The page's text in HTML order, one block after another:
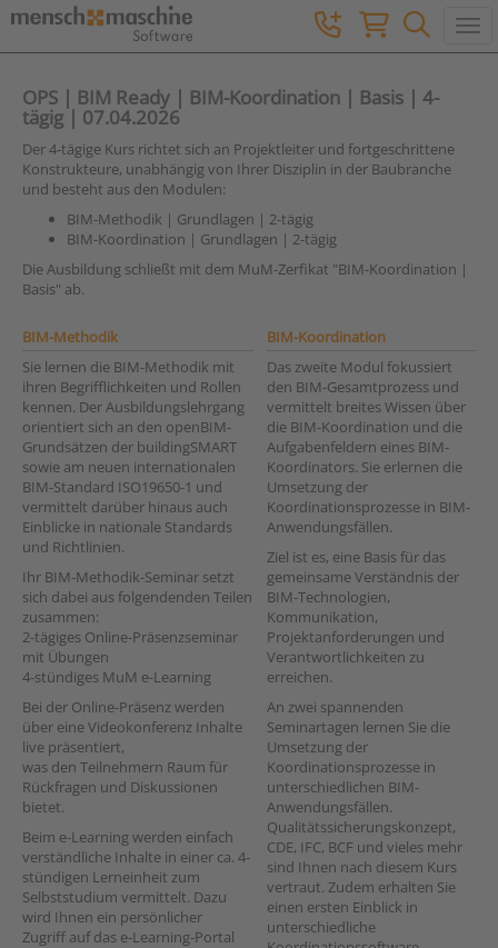
OPS | BIM Ready | BIM-Koordination | Basis | 4-
tägig | 07.04.2026
Der 4-tägige Kurs richtet sich an Projektleiter und fortgeschrittene
Konstrukteure, unabhängig von Ihrer Disziplin in der Baubranche
und besteht aus den Modulen:
BIM-Methodik | Grundlagen | 2-tägig
BIM-Koordination | Grundlagen | 2-tägig
Die Ausbildung schließt mit dem MuM-Zerfikat "BIM-Koordination |
Basis" ab.
BIM-Methodik
BIM-Koordination
Sie lernen die BIM-Methodik mit
ihren Begrifflichkeiten und Rollen
kennen. Der Ausbildungslehrgang
orientiert sich an den openBIM-
Grundsätzen der buildingSMART
sowie am neuen internationalen
BIM-Standard ISO19650-1 und
vermittelt darüber hinaus auch
Einblicke in nationale Standards
und Richtlinien.
Ihr BIM-Methodik-Seminar setzt
sich dabei aus folgendenden Teilen
zusammen:
2-tägiges Online-Präsenzseminar
mit Übungen
4-stündiges MuM e-Learning
Bei der Online-Präsenz werden
über eine Videokonferenz Inhalte
live präsentiert,
was den Teilnehmern Raum für
Rückfragen und Diskussionen
bietet.
Beim e-Learning werden einfach
verständliche Inhalte in einer ca. 4-
stündigen Lerneinheit zum
Selbststudium vermittelt. Dazu
wird Ihnen ein persönlicher
Zugriff auf das e-Learning-Portal
Das zweite Modul fokussiert
den BIM-Gesamtprozess und
vermittelt breites Wissen über
die BIM-Koordination und die
Aufgabenfeldern eines BIM-
Koordinators. Sie erlernen die
Umsetzung der
Koordinationsprozesse in BIM-
Anwendungsfällen.
Ziel ist es, eine Basis für das
gemeinsame Verständnis der
BIM-Technologien,
Kommunikation,
Projektanforderungen und
Verantwortlichkeiten zu
erreichen.
An zwei spannenden
Seminartagen lernen Sie die
Umsetzung der
Koordinationsprozesse in
unterschiedlichen BIM-
Anwendungsfällen.
Qualitätssicherungskonzept,
CDE, IFC, BCF und vieles mehr
sind Ihnen nach diesem Kurs
vertraut. Zudem erhalten Sie
einen ersten Einblick in
unterschiedliche